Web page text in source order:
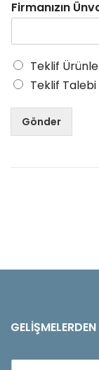
Firmanızın
Teklif
Teklif Talebi
Gönder